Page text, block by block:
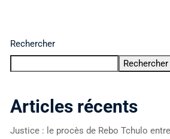
Rechercher
Rechercher
Articles récents
Justice : le procès de Rebo Tchulo